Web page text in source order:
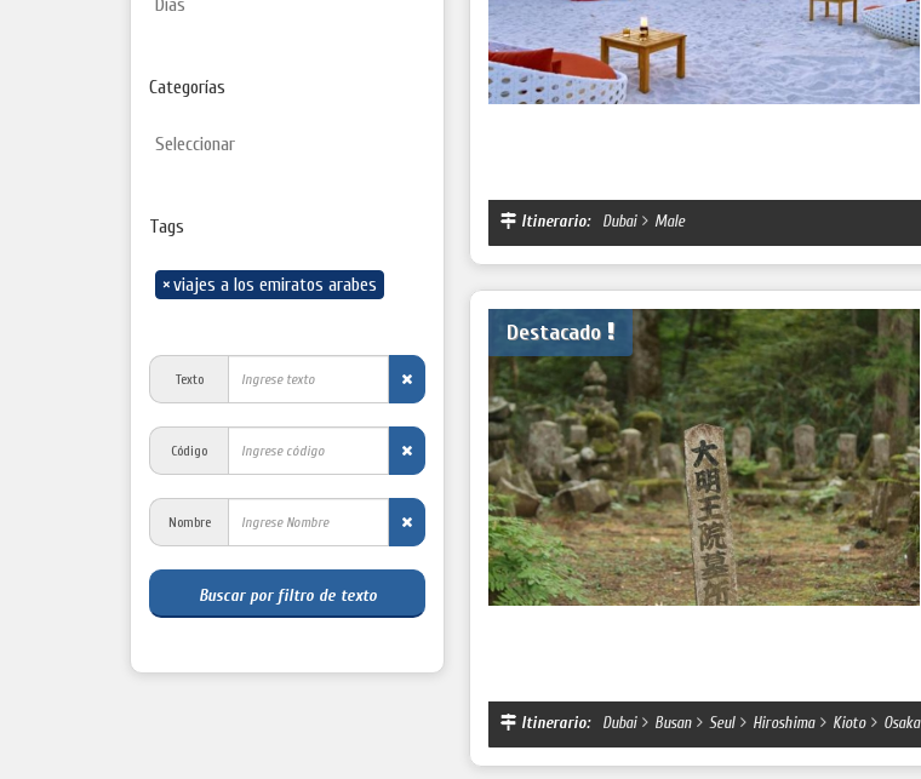
Itinerario: Dubai Male
Destacado
Itinerario: Dubai Busan Seul Hiroshima Kioto Osaka
Categorías
Tags
×viajes a los emiratos arabes
Texto
Código
Nombre
Buscar por filtro de texto